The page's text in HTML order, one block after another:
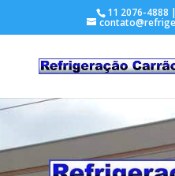
11 2076-4888